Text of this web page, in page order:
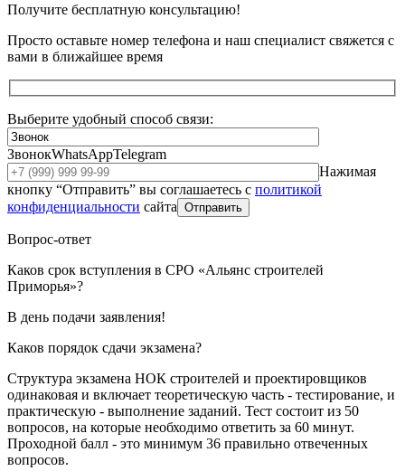
Получите бесплатную консультацию!
Просто оставьте номер телефона и наш специалист свяжется с
вами в ближайшее время
Выберите удобный способ связи:
ЗвонокWhatsAppTelegram
Нажимая
кнопку “Отправить” вы соглашаетесь с политикой
конфиденциальности сайта Отправить
Вопрос-ответ
Каков срок вступления в СРО «Альянс строителей
Приморья»?
В день подачи заявления!
Каков порядок сдачи экзамена?
Структура экзамена НОК строителей и проектировщиков
одинаковая и включает теоретическую часть - тестирование, и
практическую - выполнение заданий. Тест состоит из 50
вопросов, на которые необходимо ответить за 60 минут.
Проходной балл - это минимум 36 правильно отвеченных
вопросов.